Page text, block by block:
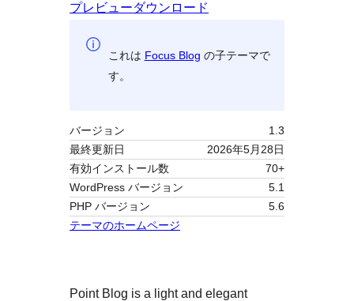
プレビューダウンロード
これは Focus Blog の子テーマで
す。
バージョン
1.3
最終更新日
2026年5月28日
有効インストール数
70+
WordPress バージョン
5.1
PHP バージョン
5.6
テーマのホームページ
Point Blog is a light and elegant